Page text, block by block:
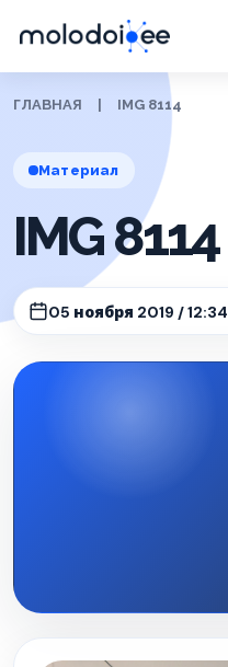
ГЛАВНАЯ IMG 8114
Материал
IMG 8114
05 ноября 2019 / 12:34